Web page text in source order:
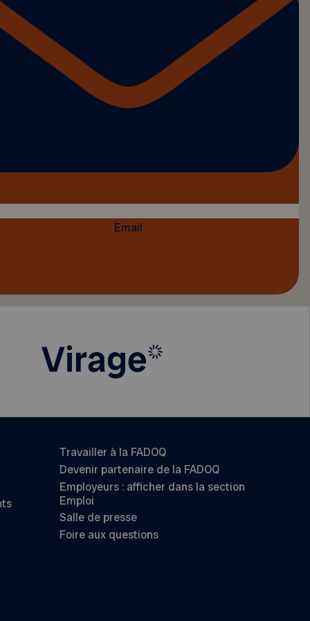
Email
Travailler à la FADOQ
Devenir partenaire de la FADOQ
Employeurs : afficher dans la section
Emploi
Salle de presse
Foire aux questions